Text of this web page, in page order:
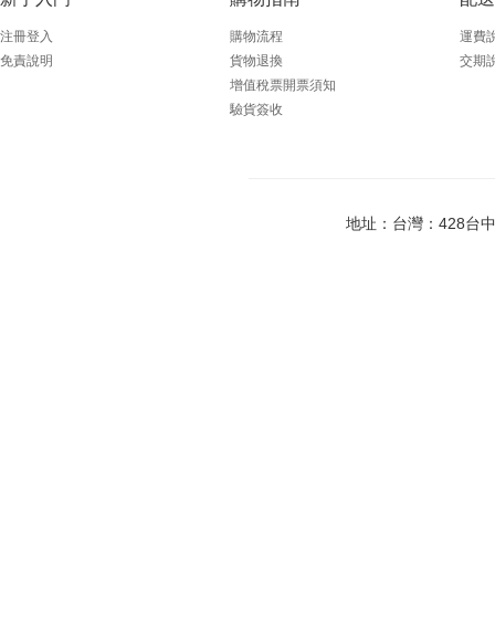
注冊登入
免責說明
購物流程
貨物退換
增值稅票開票須知
驗貨簽收
運費
交期
地址：台灣：428台